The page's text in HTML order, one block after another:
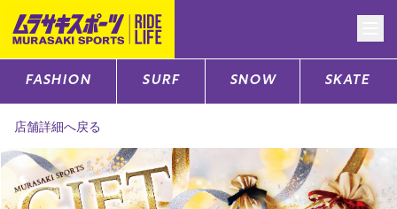
CATEGORY
サーフTOP
FASHION SURF SNOW SKATE
店舗詳細へ戻る